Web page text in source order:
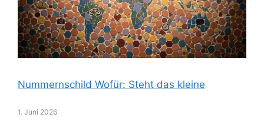
Nummernschild Wofür: Steht das kleine
1. Juni 2026